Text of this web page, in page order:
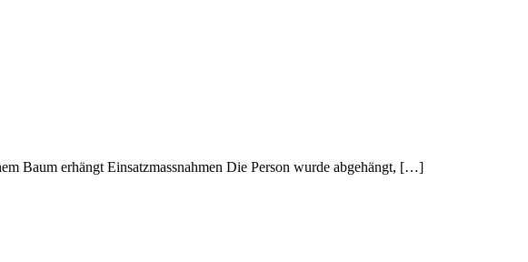
Baum erhängt Einsatzmassnahmen Die Person wurde abgehängt, […]